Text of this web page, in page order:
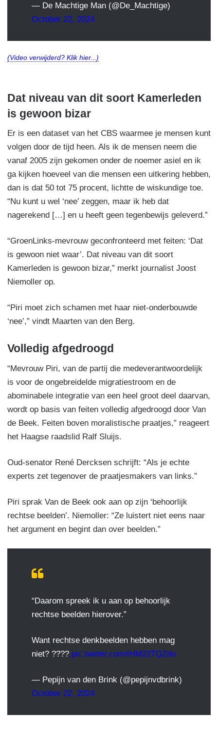
— De Machtige Man (@De_Machtige)
October 22, 2024
(Video verwijderd? Klik hier...)
Dat niveau van dit soort Kamerleden
is gewoon bizar
Er is een dataset van het CBS waarmee je mensen kunt
volgen door de tijd heen. Als ik de mensen neem die
vanaf 2005 zijn gekomen onder de noemer asiel en ik
ga kijken hoeveel van die mensen een uitkering hebben,
dan is dat 50 tot 75 procent, lichtte de wiskundige toe.
“Nu kunt u wel ‘nee’ zeggen, maar ik heb dat
nagerekend […] en u heeft geen tegenbewijs geleverd.”
“GroenLinks-mevrouw geconfronteerd met feiten: ‘Dat
is gewoon niet waar’. Dat niveau van dit soort
Kamerleden is gewoon bizar,” merkt journalist Joost
Niemoller op.
“Piri moet zich schamen met haar niet-onderbouwde
‘nee’,” vindt Maarten van den Berg.
Volledig afgedroogd
“Mevrouw Piri, van de partij die medeverantwoordelijk
is voor de ongebreidelde migratiestroom en de
abominabele integratie van een heel groot deel daarvan,
wordt op basis van feiten volledig afgedroogd door Van
de Beek. Feiten boven moralistische praatjes,” reageert
het Haagse raadslid Ralf Sluijs.
Oud-senator René Dercksen schrijft: “Als je echte
experts zet tegenover de praatjesmakers van links.”
Piri sprak Van de Beek ook aan op zijn ‘behoorlijk
rechtse beelden’. Niemoller: “Ze luistert niet eens naar
het argument en begint dan over beelden.”
“Daarom spreek ik u aan op behoorlijk
rechtse beelden hierover.”
Want rechtse denkbeelden hebben mag
niet? ???? pic.twitter.com/tHM22TQZdo
— Pepijn van den Brink (@pepijnvdbrink)
October 22, 2024